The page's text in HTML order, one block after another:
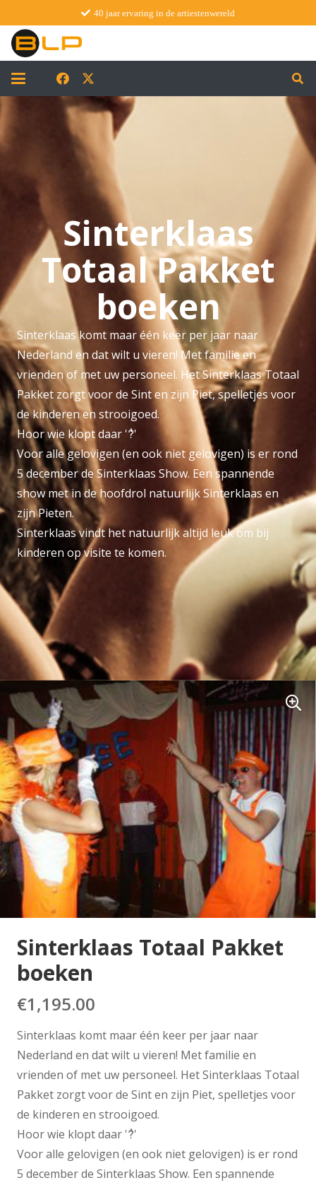
40 jaar ervaring in de artiestenwereld
Sinterklaas
Totaal Pakket
boeken
Sinterklaas komt maar één keer per jaar naar
Nederland en dat wilt u vieren! Met familie en
vrienden of met uw personeel. Het Sinterklaas Totaal
Pakket zorgt voor de Sint en zijn Piet, spelletjes voor
de kinderen en strooigoed.
Hoor wie klopt daar '݃?݃'
Voor alle gelovigen (en ook niet gelovigen) is er rond
5 december de Sinterklaas Show. Een spannende
show met in de hoofdrol natuurlijk Sinterklaas en
zijn Pieten.
Sinterklaas vindt het natuurlijk altijd leuk om bij
kinderen op visite te komen.
Sinterklaas Totaal Pakket
boeken
€1,195.00
Sinterklaas komt maar één keer per jaar naar
Nederland en dat wilt u vieren! Met familie en
vrienden of met uw personeel. Het Sinterklaas Totaal
Pakket zorgt voor de Sint en zijn Piet, spelletjes voor
de kinderen en strooigoed.
Hoor wie klopt daar '݃?݃'
Voor alle gelovigen (en ook niet gelovigen) is er rond
5 december de Sinterklaas Show. Een spannende